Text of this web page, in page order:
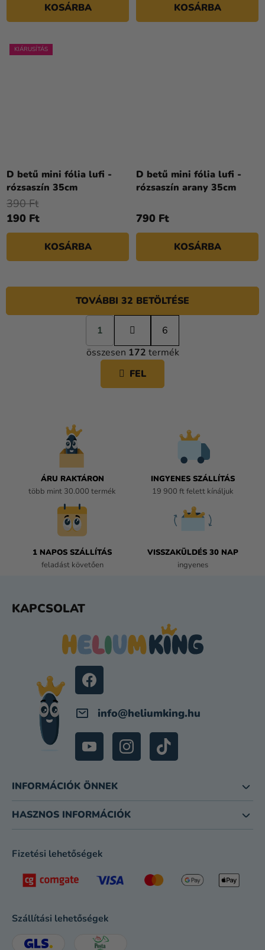
KOSÁRBA KOSÁRBA
KIÁRUSÍTÁS
D betű mini fólia lufi -
rózsaszín 35cm
190 Ft
390 Ft
KOSÁRBA
D betű mini fólia lufi -
rózsaszín arany 35cm
790 Ft
KOSÁRBA
L
I
S
T
TOVÁBBI 32 BETÖLTÉSE
L
a
p
o
á
s
1
6
összesen 172 termék
FEL
ÁRU RAKTÁRON
több mint 30.000 termék
INGYENES SZÁLLÍTÁS
19 900 ft felett kínáljuk
1 NAPOS SZÁLLÍTÁS
feladást követően
VISSZAKÜLDÉS 30 NAP
ingyenes
KAPCSOLAT
info@heliumking.hu
INFORMÁCIÓK ÖNNEK
HASZNOS INFORMÁCIÓK
Fizetési lehetőségek
Szállítási lehetőségek